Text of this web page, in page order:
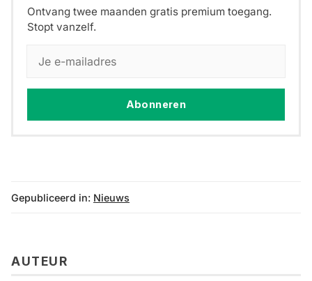
Ontvang twee maanden gratis premium toegang.
Stopt vanzelf.
Abonneren
Gepubliceerd in: Nieuws
AUTEUR